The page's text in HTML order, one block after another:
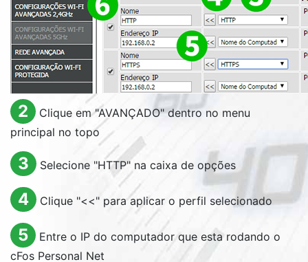
2
Clique em "AVANÇADO" dentro no menu
principal no topo
3 Selecione "HTTP" na caixa de opções
4 Clique "<<" para aplicar o perfil selecionado
5
Entre o IP do computador que esta rodando o
cFos Personal Net